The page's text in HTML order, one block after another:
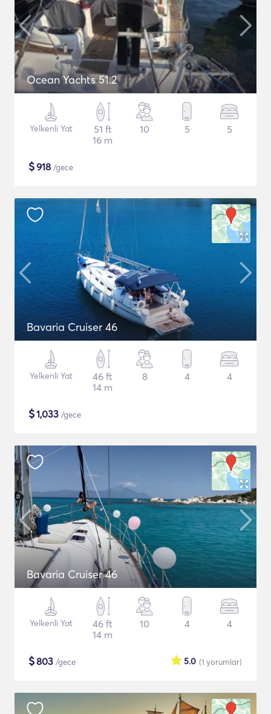
Ocean Yachts 51.2
Yelkenli Yat
51 ft
16 m
10 5 5
$918 /gece
Bavaria Cruiser 46
Yelkenli Yat
46 ft
14 m
8 4 4
$1,033 /gece
Bavaria Cruiser 46
Yelkenli Yat
46 ft
14 m
10 4 4
$803 /gece (1 yorumlar)
5.0